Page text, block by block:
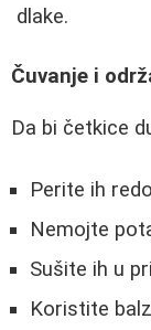
dlake.
Čuvanje i
Da bi četkice
Perite ih
Nemojte
Sušite ih u
Koristite